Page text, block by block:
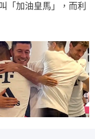
「加油皇馬」，而利